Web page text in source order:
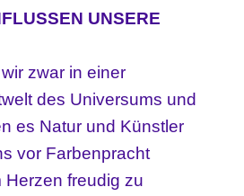
UNSERE
zwar in einer
des Universums und
es Natur und Künstler
vor Farbenpracht
freudig zu